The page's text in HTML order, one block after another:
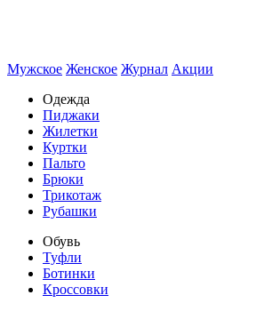
Мужское Женское Журнал Акции
Одежда
Пиджаки
Жилетки
Куртки
Пальто
Брюки
Трикотаж
Рубашки
Обувь
Туфли
Ботинки
Кроссовки